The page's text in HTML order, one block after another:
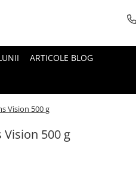
ARTICOLE BLOG
Vision 500 g
500 g